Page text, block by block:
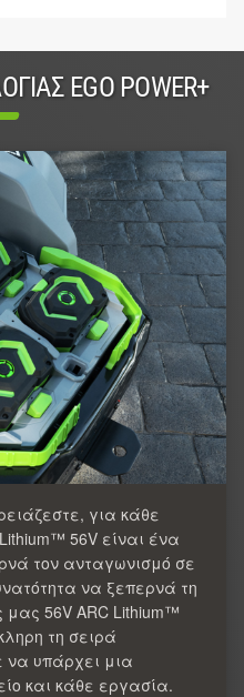
EGO POWER+
για κάθε
56V είναι ένα
τον ανταγωνισμό σε
να ξεπερνά τη
μας 56V ARC Lithium™
τη σειρά
να υπάρχει μια
και κάθε εργασία.